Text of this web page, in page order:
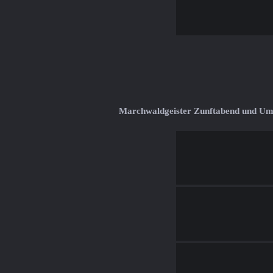
Marchwaldgeister Zunftabend und